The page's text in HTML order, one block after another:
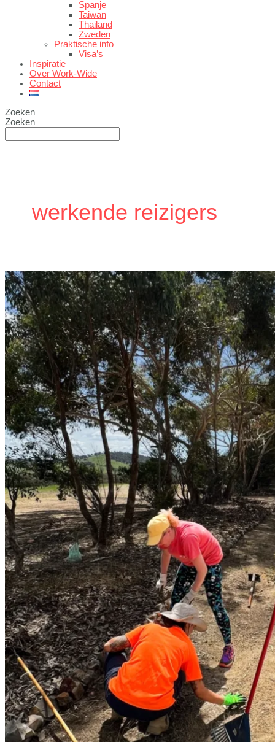
Spanje
Taiwan
Thailand
Zweden
Praktische info
Visa’s
Inspiratie
Over Work-Wide
Contact
Zoeken
Zoeken
werkende reizigers